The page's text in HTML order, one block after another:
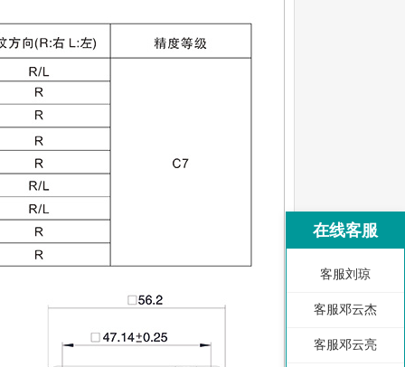
在线客服
客服刘琼
客服邓云杰
客服邓云亮